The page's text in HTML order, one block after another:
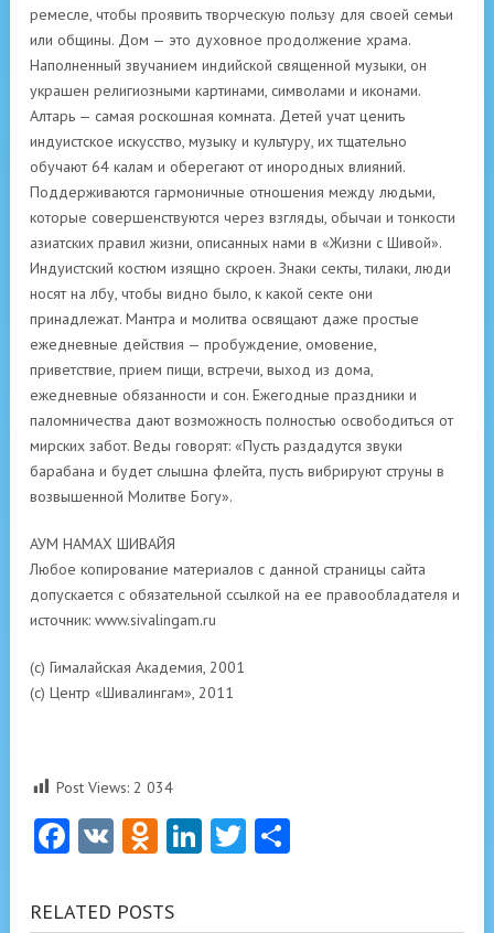
ремесле, чтобы проявить творческую пользу для своей семьи
или общины. Дом — это духовное продолжение храма.
Наполненный звучанием индийской священной музыки, он
украшен религиозными картинами, символами и иконами.
Алтарь — самая роскошная комната. Детей учат ценить
индуистское искусство, музыку и культуру, их тщательно
обучают 64 калам и оберегают от инородных влияний.
Поддерживаются гармоничные отношения между людьми,
которые совершенствуются через взгляды, обычаи и тонкости
азиатских правил жизни, описанных нами в «Жизни с Шивой».
Индуистский костюм изящно скроен. Знаки секты, тилаки, люди
носят на лбу, чтобы видно было, к какой секте они
принадлежат. Мантра и молитва освящают даже простые
ежедневные действия — пробуждение, омовение,
приветствие, прием пищи, встречи, выход из дома,
ежедневные обязанности и сон. Ежегодные праздники и
паломничества дают возможность полностью освободиться от
мирских забот. Веды говорят: «Пусть раздадутся звуки
барабана и будет слышна флейта, пусть вибрируют струны в
возвышенной Молитве Богу».
АУМ НАМАХ ШИВАЙЯ
Любое копирование материалов с данной страницы сайта
допускается с обязательной ссылкой на ее правообладателя и
источник: www.sivalingam.ru
(с) Гималайская Академия, 2001
(с) Центр «Шивалингам», 2011
Post Views: 2 034
Facebook
VK Odnoklassniki
LinkedIn
Twitter
RELATED POSTS